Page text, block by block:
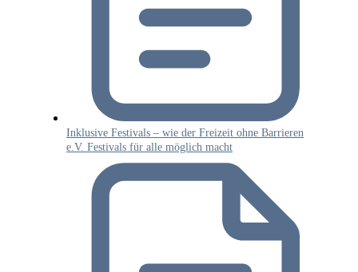
Inklusive Festivals – wie der Freizeit ohne Barrieren
e.V. Festivals für alle möglich macht